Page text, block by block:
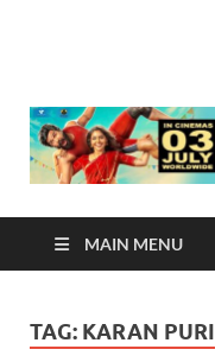
MAIN MENU
TAG: KARAN PURI